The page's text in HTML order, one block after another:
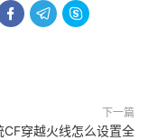
  
下一篇
CF穿越火线怎么设置全